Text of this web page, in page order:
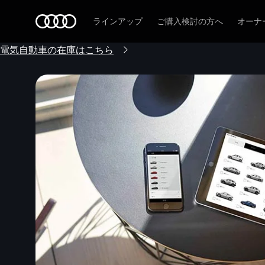
ラインアップ ご購入検討の方へ オーナ
電気自動車の在庫はこちら